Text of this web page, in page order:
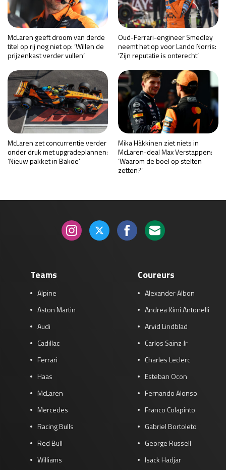
McLaren geeft droom van derde
titel op rij nog niet op: ‘Willen de
prijzenkast verder vullen’
Oud-Ferrari-engineer Smedley
neemt het op voor Lando Norris:
‘Zijn reputatie is onterecht’
McLaren zet concurrentie verder
onder druk met upgradeplannen:
‘Nieuw pakket in Bakoe’
Mika Häkkinen ziet niets in
McLaren-deal Max Verstappen:
‘Waarom de boel op stelten
zetten?’
Teams
Alpine
Aston Martin
Audi
Cadillac
Ferrari
Haas
McLaren
Mercedes
Racing Bulls
Red Bull
Williams
Coureurs
Alexander Albon
Andrea Kimi Antonelli
Arvid Lindblad
Carlos Sainz Jr
Charles Leclerc
Esteban Ocon
Fernando Alonso
Franco Colapinto
Gabriel Bortoleto
George Russell
Isack Hadjar